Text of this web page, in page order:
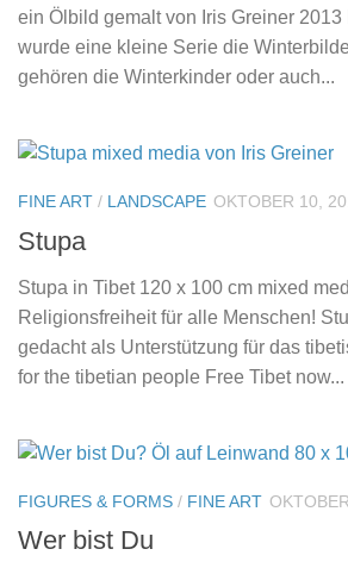
ein Ölbild gemalt von Iris Greiner 2013
wurde eine kleine Serie die
gehören die Winterkinder oder auch...
FINE ART / LANDSCAPE OKTOBER 10,
Stupa
Stupa in Tibet 120 x 100 cm mixed
Religionsfreiheit für alle Menschen!
gedacht als Unterstützung für das
for the tibetian people Free Tibet now...
FIGURES & FORMS / FINE ART
Wer bist Du